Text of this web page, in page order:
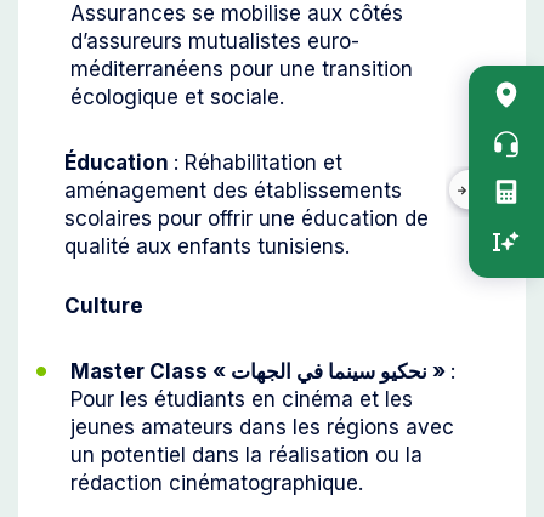
Assurances se mobilise aux côtés
d’assureurs mutualistes euro-
méditerranéens pour une transition
écologique et sociale.
Éducation : Réhabilitation et
aménagement des établissements
scolaires pour offrir une éducation de
qualité aux enfants tunisiens.
Culture
Master Class « نحكيو سينما في الجهات » :
Pour les étudiants en cinéma et les
jeunes amateurs dans les régions avec
un potentiel dans la réalisation ou la
rédaction cinématographique.